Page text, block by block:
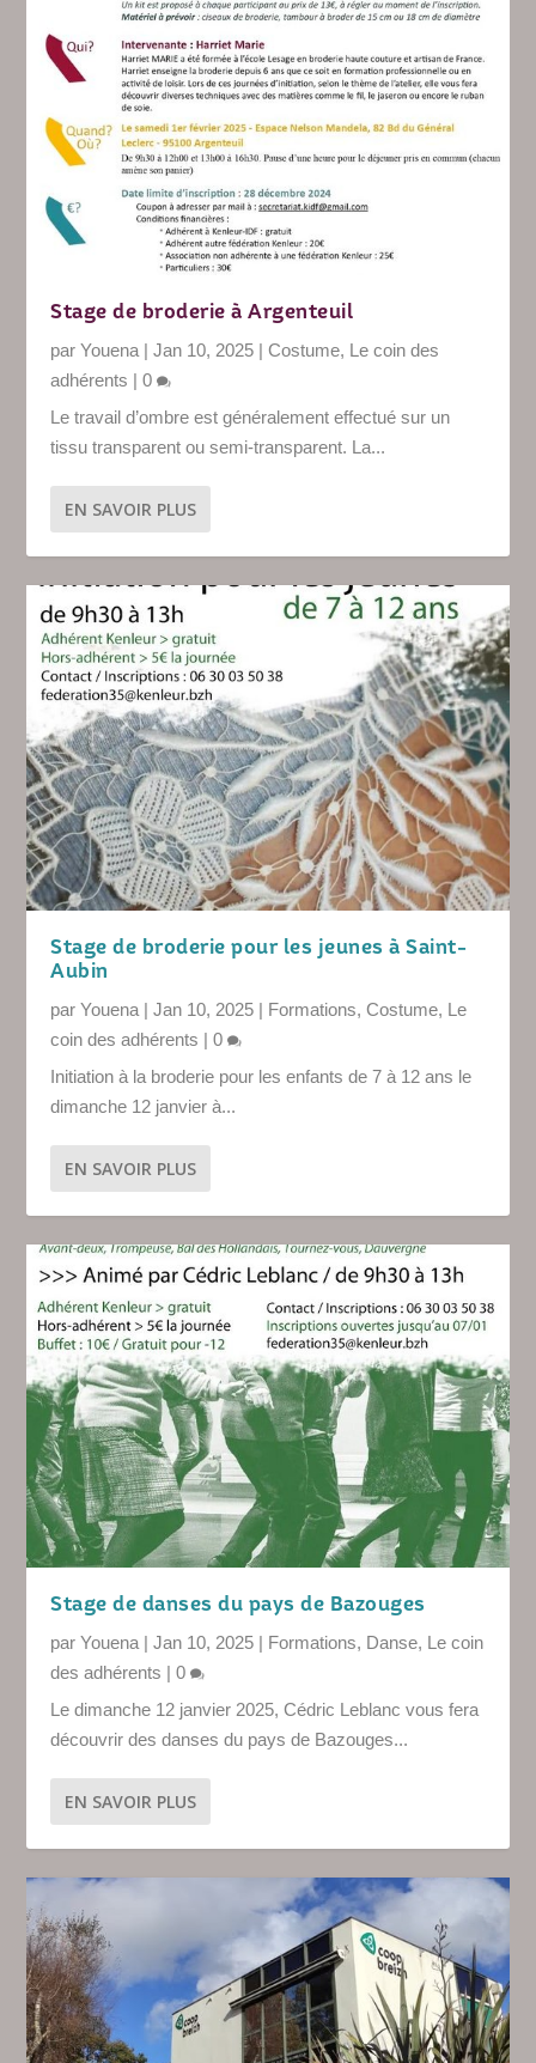
Stage de broderie à Argenteuil
parYouena |Jan 10, 2025 |Costume, Le coin des
adhérents |0
Le travail d’ombre est généralement effectué sur un
tissu transparent ou semi-transparent. La...
EN SAVOIR PLUS
Stage de broderie pour les jeunes à Saint-
Aubin
parYouena |Jan 10, 2025 | Formations,Costume, Le
coin des adhérents |0
Initiation à la broderie pour les enfants de 7 à 12 ans le
dimanche 12 janvier à...
EN SAVOIR PLUS
Stage de danses du pays de Bazouges
parYouena |Jan 10, 2025 | Formations, Danse, Le coin
des adhérents |0
Le dimanche 12 janvier 2025, Cédric Leblanc vous fera
découvrir des danses du pays de Bazouges...
EN SAVOIR PLUS